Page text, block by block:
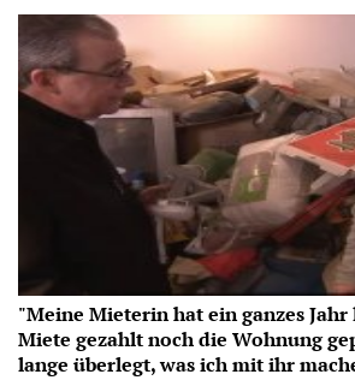
"Meine Mieterin hat ein ganzes
Miete gezahlt noch die Wohnung
lange überlegt, was ich mit ihr